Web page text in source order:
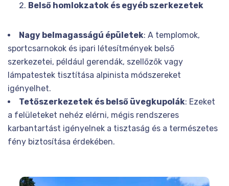
Belső homlokzatok és egyéb szerkezetek
Nagy belmagasságú épületek: A templomok,
sportcsarnokok és ipari létesítmények belső
szerkezetei, például gerendák, szellőzők vagy
lámpatestek tisztítása alpinista módszereket
igényelhet.
Tetőszerkezetek és belső üvegkupolák: Ezeket
a felületeket nehéz elérni, mégis rendszeres
karbantartást igényelnek a tisztaság és a természetes
fény biztosítása érdekében.